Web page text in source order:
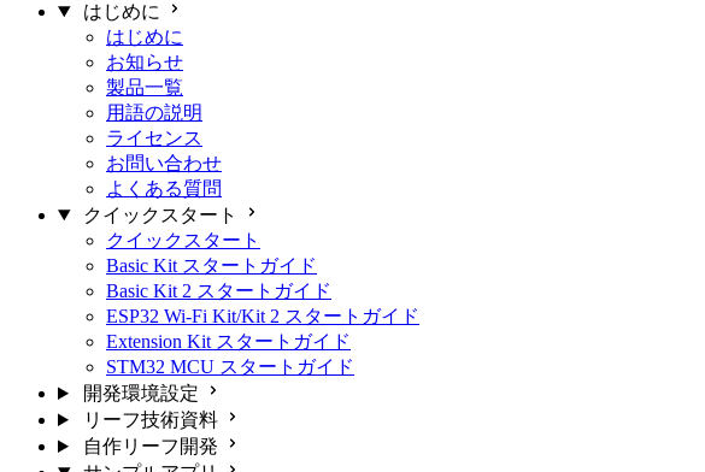
はじめに
はじめに
お知らせ
製品一覧
用語の説明
ライセンス
お問い合わせ
よくある質問
クイックスタート
クイックスタート
Basic Kit スタートガイド
Basic Kit 2 スタートガイド
ESP32 Wi-Fi Kit/Kit 2 スタートガイド
Extension Kit スタートガイド
STM32 MCU スタートガイド
開発環境設定
リーフ技術資料
自作リーフ開発